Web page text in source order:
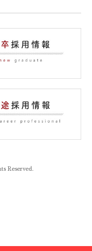
Reserved.